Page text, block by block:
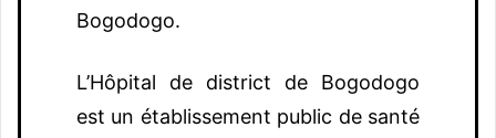
Bogodogo.
L’Hôpital de district de Bogodogo
est un établissement public de santé